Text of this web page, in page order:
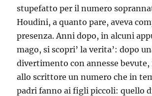
stupefatto per il numero
Houdini, a quanto pare, aveva
presenza. Anni dopo, in alcuni
mago, si scopri’ la verita’: dopo
divertimento con annesse bevute,
allo scrittore un numero che in
padri fanno ai figli piccoli: quello